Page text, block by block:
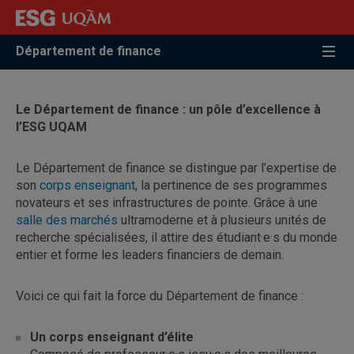
Accéder
recherche
Accéder
menu
pricipal
Accéder
zone
Département de finance
Le Département de finance : un pôle d’excellence à
l’ESG UQAM
Le Département de finance se distingue par l’expertise de
son corps enseignant, la pertinence de ses programmes
novateurs et ses infrastructures de pointe. Grâce à une
salle des marchés ultramoderne et à plusieurs unités de
recherche spécialisées, il attire des étudiant·e·s du monde
entier et forme les leaders financiers de demain.
Voici ce qui fait la force du Département de finance :
Un corps enseignant d’élite